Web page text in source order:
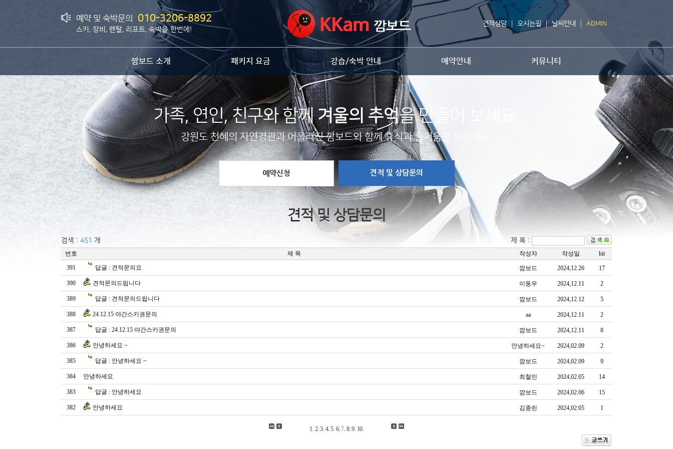
예약 및 숙박문의 010-3206-8892
스키, 장비, 렌탈, 리프트, 숙박을 한번에!
견적상담 오시는길 날씨안내 ADMIN
깜보드 소개 패키지 요금 강습/숙박 안내 예약안내 커뮤니티
가족, 연인, 친구와 함께겨울의 추억을 만들어 보세요.
강원도 천혜의 자연경관과 어울러진 깜보드와 함께 휴식과 즐거움을 누리세요!
예약신청 견적 및 상담문의
견적 및 상담문의
검색 : 451 개 제 목 :
번호 제 목 작성자 작성일
hit
391
답글 : 견적문의요 깜보드 2024,12.26 17
390 견적문의드립니다 이동우 2024,12.11 2
389 답글 : 견적문의드립니다 깜보드 2024,12.12 5
388 24.12.15 야간스키권문의 aa 2024,12.11 2
387 답글 : 24.12.15 야간스키권문의 깜보드 2024,12.11 8
386 안녕하세요 ~ 안녕하세요~ 2024,02.09 2
385 답글 : 안녕하세요 ~ 깜보드 2024,02.09 9
384 안녕하세요 최철민 2024,02.05 14
383 답글 : 안녕하세요 깜보드 2024,02.06 15
382 안녕하세요 김종린 2024,02.05 1
1. 2. 3. 4. 5. 6. 7. 8. 9. 10.